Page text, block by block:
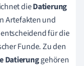
dieDatierung
Artefakten und
für die
Funde. Zu den
Datierunggehören